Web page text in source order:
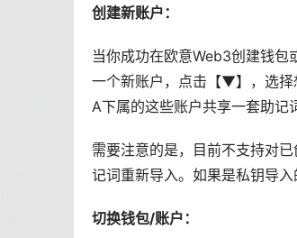
创建新账户：
当你成功在欧意Web3创建钱包
一个新账户，点击【▼】，选择
A下属的这些账户共享一套助记
需要注意的是，目前不支持对
记词重新导入。如果是私钥导入
切换钱包/账户：